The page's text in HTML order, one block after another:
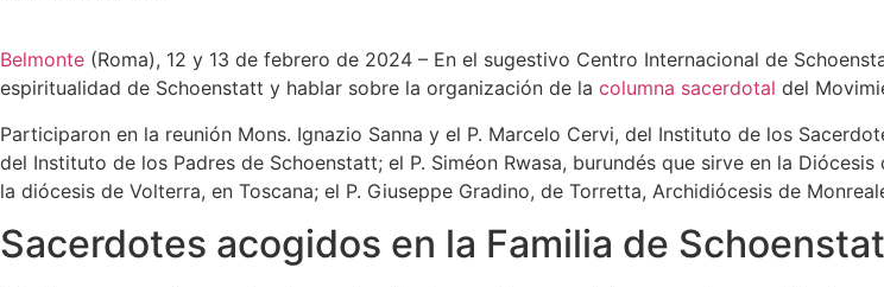
Belmonte (Roma), 12 y 13 de febrero de 2024 – En el sugestivo Centro Internacional de
espiritualidad de Schoenstatt y hablar sobre la organización de la columna sacerdotal del
Participaron en la reunión Mons. Ignazio Sanna y el P. Marcelo Cervi, del Instituto de los
del Instituto de los Padres de Schoenstatt; el P. Siméon Rwasa, burundés que sirve en la
la diócesis de Volterra, en Toscana; el P. Giuseppe Gradino, de Torretta, Archidiócesis de
Sacerdotes acogidos en la Familia de